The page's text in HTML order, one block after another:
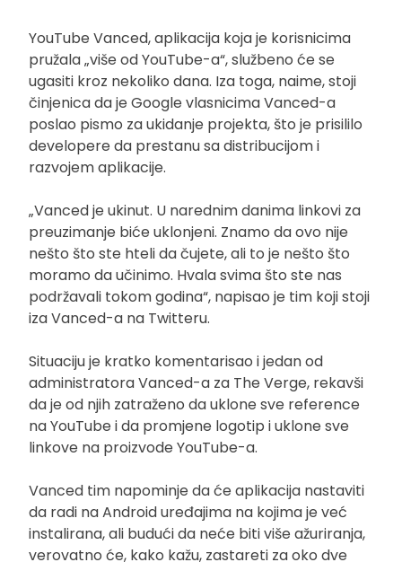
YouTube Vanced, aplikacija koja je korisnicima
pružala „više od YouTube-a“, službeno će se
ugasiti kroz nekoliko dana. Iza toga, naime, stoji
činjenica da je Google vlasnicima Vanced-a
poslao pismo za ukidanje projekta, što je prisililo
developere da prestanu sa distribucijom i
razvojem aplikacije.
„Vanced je ukinut. U narednim danima linkovi za
preuzimanje biće uklonjeni. Znamo da ovo nije
nešto što ste hteli da čujete, ali to je nešto što
moramo da učinimo. Hvala svima što ste nas
podržavali tokom godina“, napisao je tim koji stoji
iza Vanced-a na Twitteru.
Situaciju je kratko komentarisao i jedan od
administratora Vanced-a za The Verge, rekavši
da je od njih zatraženo da uklone sve reference
na YouTube i da promjene logotip i uklone sve
linkove na proizvode YouTube-a.
Vanced tim napominje da će aplikacija nastaviti
da radi na Android uređajima na kojima je već
instalirana, ali budući da neće biti više ažuriranja,
verovatno će, kako kažu, zastareti za oko dve